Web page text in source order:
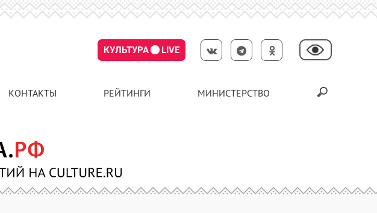
КУЛЬТУРА LIVE
КОНТАКТЫ РЕЙТИНГИ МИНИСТЕРСТВО